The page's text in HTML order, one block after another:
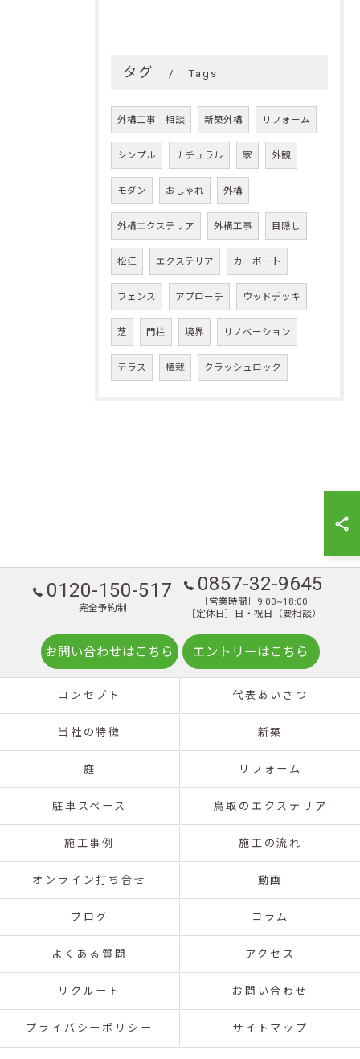
タグ Tags
外構工事 相談 新築外構 リフォーム
シンプル ナチュラル 家 外観
モダン おしゃれ 外構
外構エクステリア 外構工事 目隠し
松江 エクステリア カーポート
フェンス アプローチ ウッドデッキ
芝 門柱 境界 リノベーション
テラス 植栽 クラッシュロック
0120-150-517
完全予約制
0857-32-9645
［営業時間］9:00~18:00
［定休日］日・祝日（要相談）
お問い合わせはこちら エントリーはこちら
コンセプト 代表あいさつ
当社の特徴 新築
庭 リフォーム
駐車スペース 鳥取のエクステリア
施工事例 施工の流れ
オンライン打ち合せ 動画
ブログ コラム
よくある質問 アクセス
リクルート お問い合わせ
プライバシーポリシー サイトマップ